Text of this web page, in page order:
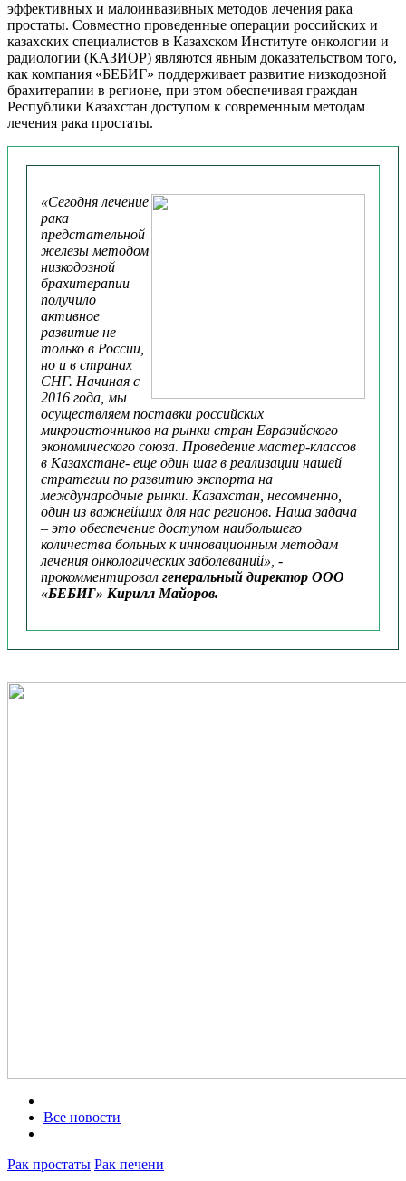
эффективных и малоинвазивных методов лечения рака
простаты. Совместно проведенные операции российских и
казахских специалистов в Казахском Институте онкологии и
радиологии (КАЗИОР) являются явным доказательством того,
как компания «БЕБИГ» поддерживает развитие низкодозной
брахитерапии в регионе, при этом обеспечивая граждан
Республики Казахстан доступом к современным методам
лечения рака простаты.
«Сегодня лечение
рака
предстательной
железы методом
низкодозной
брахитерапии
получило
активное
развитие не
только в России,
но и в странах
СНГ. Начиная с
2016 года, мы
осуществляем поставки российских
микроисточников на рынки стран Евразийского
экономического союза. Проведение мастер-классов
в Казахстане- еще один шаг в реализации нашей
стратегии по развитию экспорта на
международные рынки. Казахстан, несомненно,
один из важнейших для нас регионов. Наша задача
– это обеспечение доступом наибольшего
количества больных к инновационным методам
лечения онкологических заболеваний», -
прокомментировал генеральный директор ООО
«БЕБИГ» Кирилл Майоров.
Все новости
Рак простаты Рак печени